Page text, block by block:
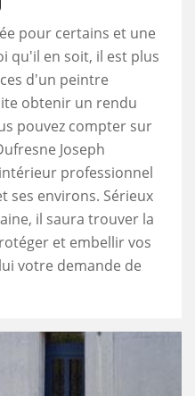
pour certains et une
qu'il en soit, il est plus
d'un peintre
obtenir un rendu
pouvez compter sur
Joseph
professionnel
ses environs. Sérieux
il saura trouver la
et embellir vos
votre demande de